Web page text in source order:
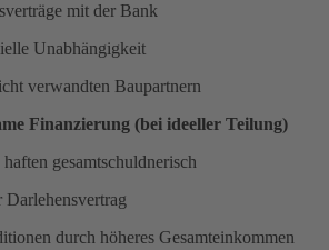
mit der Bank
Unabhängigkeit
verwandten Baupartnern
Finanzierung (bei ideeller Teilung)
gesamtschuldnerisch
Darlehensvertrag
durch höheres Gesamteinkommen